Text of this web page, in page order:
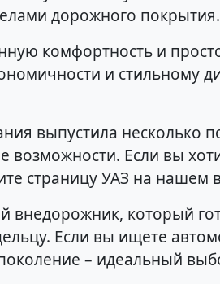
дорожного покрытия.
комфортность и
и стильному
выпустила несколько
Если вы
страницу УАЗ на нашем
который
Если вы ищете
– идеальный